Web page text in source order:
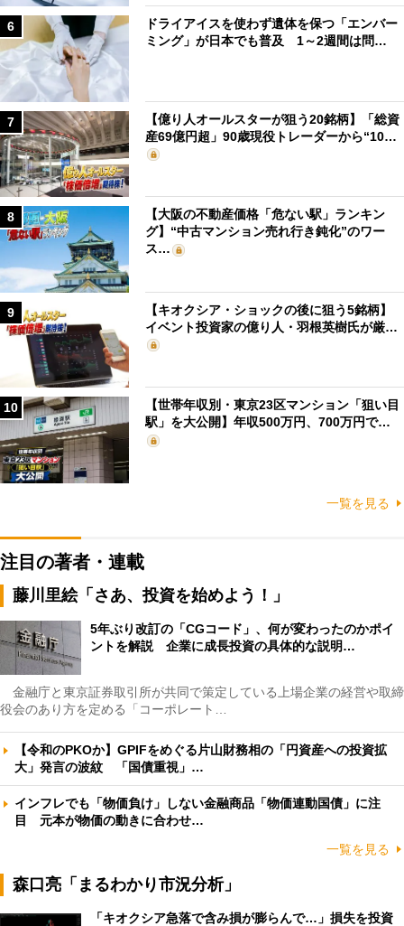
6
ドライアイスを使わず遺体を保つ「エンバー
ミング」が日本でも普及 1～2週間は問…
7
【億り人オールスターが狙う20銘柄】「総資
産69億円超」90歳現役トレーダーから“10…
8
【大阪の不動産価格「危ない駅」ランキン
グ】“中古マンション売れ行き鈍化”のワー
ス…
9
【キオクシア・ショックの後に狙う5銘柄】
イベント投資家の億り人・羽根英樹氏が厳…
10
【世帯年収別・東京23区マンション「狙い目
駅」を大公開】年収500万円、700万円で…
一覧を見る
注目の著者・連載
藤川里絵「さあ、投資を始めよう！」
5年ぶり改訂の「CGコード」、何が変わったのかポイ
ントを解説 企業に成長投資の具体的な説明…
金融庁と東京証券取引所が共同で策定している上場企業の経営や取締
役会のあり方を定める「コーポレート…
【令和のPKOか】GPIFをめぐる片山財務相の「円資産への投資拡
大」発言の波紋 「国債重視」…
インフレでも「物価負け」しない金融商品「物価連動国債」に注
目 元本が物価の動きに合わせ…
一覧を見る
森口亮「まるわかり市況分析」
「キオクシア急落で含み損が膨らんで…」損失を投資